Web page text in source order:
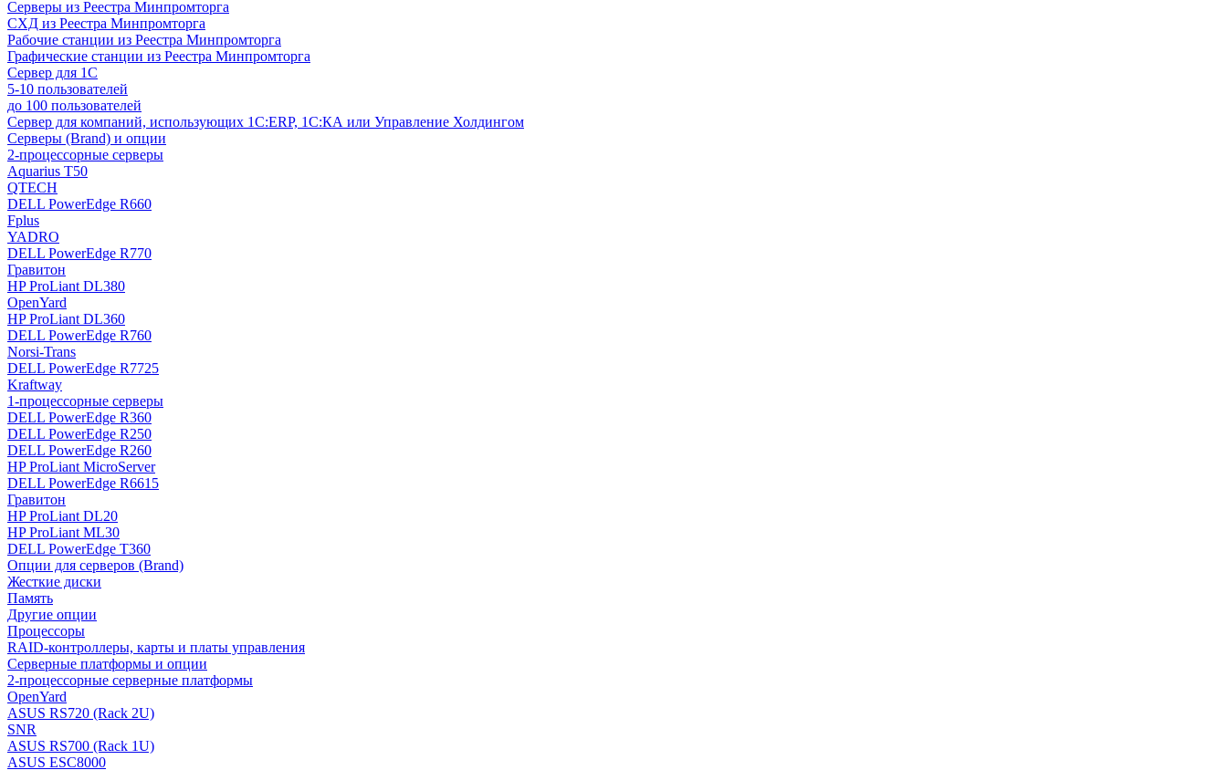
Серверы из Реестра Минпромторга
СХД из Реестра Минпромторга
Рабочие станции из Реестра Минпромторга
Графические станции из Реестра Минпромторга
Сервер для 1С
5-10 пользователей
до 100 пользователей
Сервер для компаний, использующих 1C:ERP, 1С:КА или Управление Холдингом
Серверы (Brand) и опции
2-процессорные серверы
Aquarius T50
QTECH
DELL PowerEdge R660
Fplus
YADRO
DELL PowerEdge R770
Гравитон
HP ProLiant DL380
OpenYard
HP ProLiant DL360
DELL PowerEdge R760
Norsi-Trans
DELL PowerEdge R7725
Kraftway
1-процессорные серверы
DELL PowerEdge R360
DELL PowerEdge R250
DELL PowerEdge R260
HP ProLiant MicroServer
DELL PowerEdge R6615
Гравитон
HP ProLiant DL20
HP ProLiant ML30
DELL PowerEdge T360
Опции для серверов (Brand)
Жесткие диски
Память
Другие опции
Процессоры
RAID-контроллеры, карты и платы управления
Серверные платформы и опции
2-процессорные серверные платформы
OpenYard
ASUS RS720 (Rack 2U)
SNR
ASUS RS700 (Rack 1U)
ASUS ESC8000